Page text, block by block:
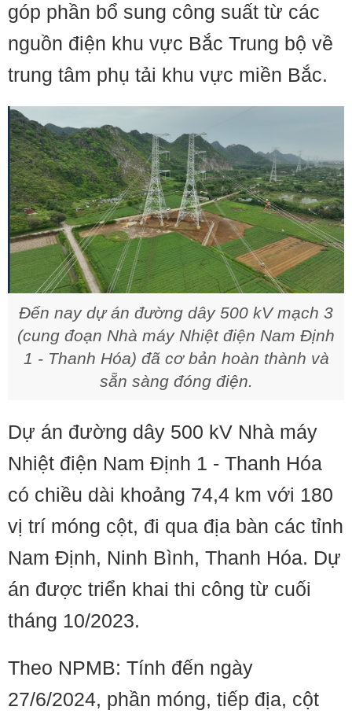
góp phần bổ sung công suất từ các
nguồn điện khu vực Bắc Trung bộ về
trung tâm phụ tải khu vực miền Bắc.
Đến nay dự án đường dây 500 kV mạch 3
(cung đoạn Nhà máy Nhiệt điện Nam Định
1 - Thanh Hóa) đã cơ bản hoàn thành và
sẵn sàng đóng điện.
Dự án đường dây 500 kV Nhà máy
Nhiệt điện Nam Định 1 - Thanh Hóa
có chiều dài khoảng 74,4 km với 180
vị trí móng cột, đi qua địa bàn các tỉnh
Nam Định, Ninh Bình, Thanh Hóa. Dự
án được triển khai thi công từ cuối
tháng 10/2023.
Theo NPMB: Tính đến ngày
27/6/2024, phần móng, tiếp địa, cột